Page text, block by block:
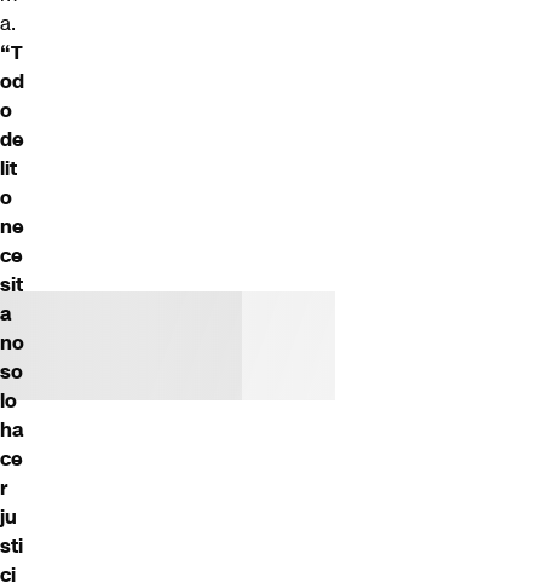
a.
“T
od
o
de
lit
o
ne
ce
sit
a
no
so
lo
ha
ce
r
ju
sti
ci